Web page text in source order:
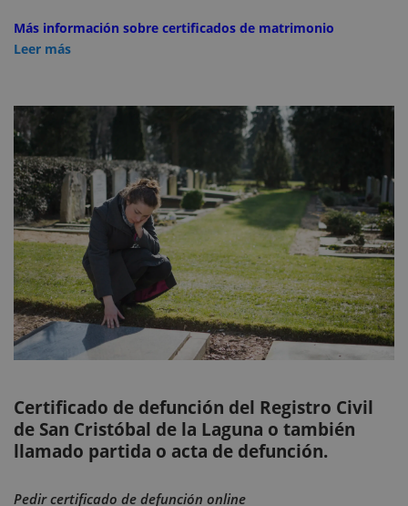
Más información sobre certificados de matrimonio
Leer más
Certificado de defunción del Registro Civil
de San Cristóbal de la Laguna o también
llamado partida o acta de defunción.
Pedir certificado de defunción online